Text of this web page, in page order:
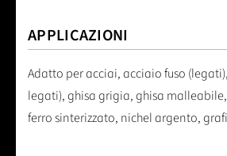
APPLICAZIONI
Adatto per acciai, acciaio fuso
legati), ghisa grigia, ghisa
ferro sinterizzato, nichel argento,